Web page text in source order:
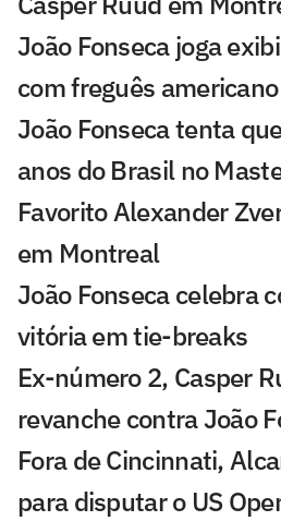
João Fonseca joga
com freguês americano
João Fonseca tenta
anos do Brasil no
Favorito Alexander
em Montreal
João Fonseca celebra
vitória em tie-breaks
Ex-número 2, Casper
revanche contra João
Fora de Cincinnati,
para disputar o US